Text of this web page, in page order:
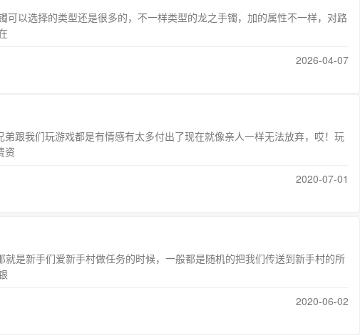
以选择的类型还是很多的，不一样类型的龙之手镯，加的属性不一样，对路
2026-04-07
跟我们玩游戏都是有情感有太多付出了现在就像亲人一样无法放弃，哎！玩
资
2020-07-01
是新手们爱新手村做任务的时候，一般都是随机的把我们传送到新手村的所
2020-06-02